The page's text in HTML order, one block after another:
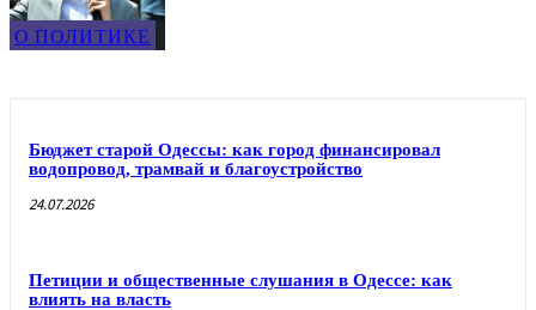
О ПОЛИТИКЕ
Бюджет старой Одессы: как город финансировал
водопровод, трамвай и благоустройство
24.07.2026
Петиции и общественные слушания в Одессе: как
влиять на власть